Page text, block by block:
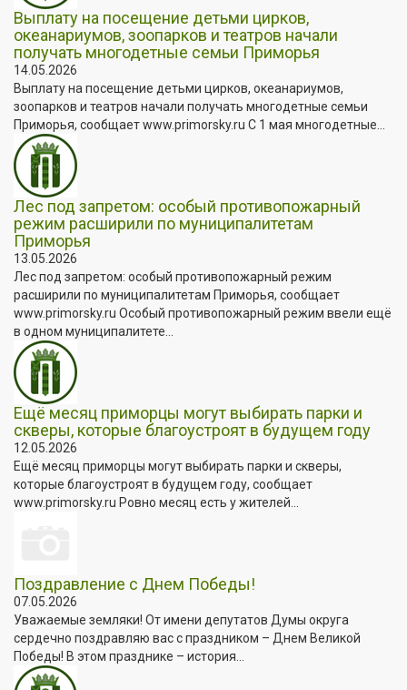
Выплату на посещение детьми цирков,
океанариумов, зоопарков и театров начали
получать многодетные семьи Приморья
14.05.2026
Выплату на посещение детьми цирков, океанариумов,
зоопарков и театров начали получать многодетные семьи
Приморья, сообщает www.primorsky.ru С 1 мая многодетные...
Лес под запретом: особый противопожарный
режим расширили по муниципалитетам
Приморья
13.05.2026
Лес под запретом: особый противопожарный режим
расширили по муниципалитетам Приморья, сообщает
www.primorsky.ru Особый противопожарный режим ввели ещё
в одном муниципалитете...
Ещё месяц приморцы могут выбирать парки и
скверы, которые благоустроят в будущем году
12.05.2026
Ещё месяц приморцы могут выбирать парки и скверы,
которые благоустроят в будущем году, сообщает
www.primorsky.ru Ровно месяц есть у жителей...
Поздравление с Днем Победы!
07.05.2026
Уважаемые земляки! От имени депутатов Думы округа
сердечно поздравляю вас с праздником – Днем Великой
Победы! В этом празднике – история...